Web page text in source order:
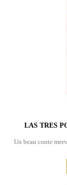
LAS TRES
Un beau conte